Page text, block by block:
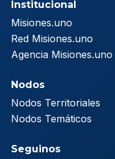
Institucional
Misiones.uno
Red Misiones.uno
Agencia Misiones.uno
Nodos
Nodos Territoriales
Nodos Temáticos
Seguinos